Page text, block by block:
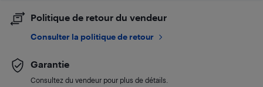
Politique de retour du vendeur
Consulter la politique de retour
Garantie
Consultez du vendeur pour plus de détails.